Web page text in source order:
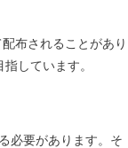
布されることがあり
しています。
必要があります。そ